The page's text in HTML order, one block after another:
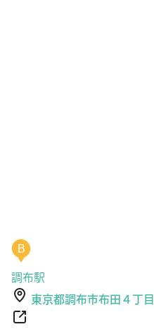
B
調布駅
東京都調布市布田４丁目